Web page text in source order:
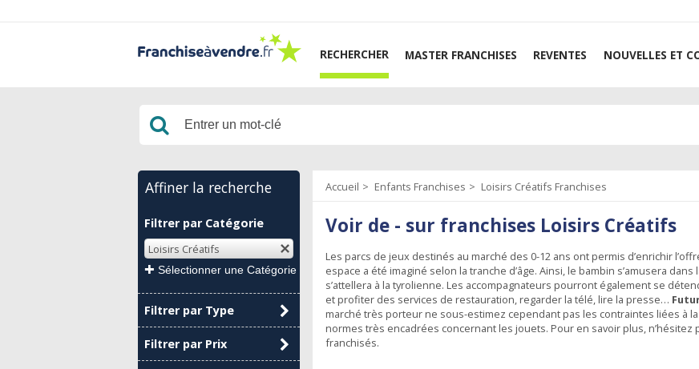
RECHERCHER MASTER FRANCHISES REVENTES NOUVELLES ET
Affiner la recherche
Filtrer par Catégorie
Loisirs Créatifs
Filtrer par Type
Filtrer par Prix
Accueil Enfants Franchises Loisirs Créatifs Franchises
Voir de - sur franchises Loisirs Créatifs
Les parcs de jeux destinés au marché des 0-12 ans ont permis d’enrichir
espace a été imaginé selon la tranche d’âge. Ainsi, le bambin s’amusera
s’attellera à la tyrolienne. Les accompagnateurs pourront également se
et profiter des services de restauration, regarder la télé, lire la presse…
marché très porteur ne sous-estimez cependant pas les contraintes liées à
normes très encadrées concernant les jouets. Pour en savoir plus, n’hésitez
franchisés.